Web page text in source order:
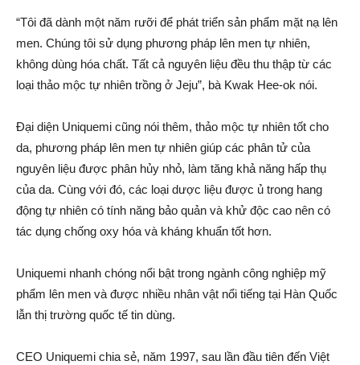
“Tôi đã dành một năm rưỡi để phát triển sản phẩm mặt nạ lên
men. Chúng tôi sử dụng phương pháp lên men tự nhiên,
không dùng hóa chất. Tất cả nguyên liệu đều thu thập từ các
loại thảo mộc tự nhiên trồng ở Jeju”, bà Kwak Hee-ok nói.
Đại diện Uniquemi cũng nói thêm, thảo mộc tự nhiên tốt cho
da, phương pháp lên men tự nhiên giúp các phân tử của
nguyên liệu được phân hủy nhỏ, làm tăng khả năng hấp thụ
của da. Cùng với đó, các loại dược liệu được ủ trong hang
động tự nhiên có tính năng bảo quản và khử độc cao nên có
tác dụng chống oxy hóa và kháng khuẩn tốt hơn.
Uniquemi nhanh chóng nổi bật trong ngành công nghiệp mỹ
phẩm lên men và được nhiều nhân vật nổi tiếng tại Hàn Quốc
lẫn thị trường quốc tế tin dùng.
CEO Uniquemi chia sẻ, năm 1997, sau lần đầu tiên đến Việt